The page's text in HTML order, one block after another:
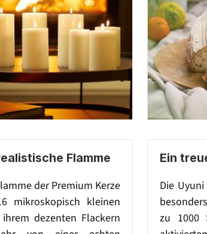
Flamme
der Premium Kerze
mikroskopisch kleinen
dezenten Flackern
Ein
Die
zu 1000